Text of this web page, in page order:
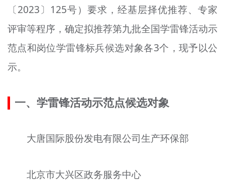
身边好人
文明评论
北京宣传文化引导基金
宣传思想文化人才
资料库
〔2023〕125号）要求，经基层择优推荐、专家
评审等程序，确定拟推荐第九批全国学雷锋活动示
范点和岗位学雷锋标兵候选对象各3个，现予以公
示。
一、学雷锋活动示范点候选对象
大唐国际股份发电有限公司生产环保部
北京市大兴区政务服务中心